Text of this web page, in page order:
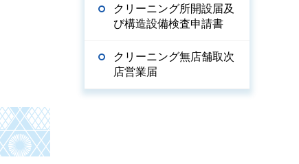
クリーニング所開設届及
び構造設備検査申請書
クリーニング無店舗取次
店営業届